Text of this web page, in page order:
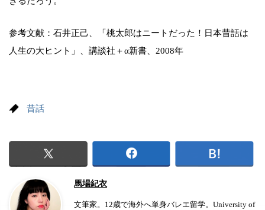
参考文献：石井正己、「桃太郎はニートだった！日本昔話は
人生の大ヒント」、講談社＋α新書、2008年
昔話
馬場紀衣
文筆家。12歳で海外へ単身バレエ留学。University of